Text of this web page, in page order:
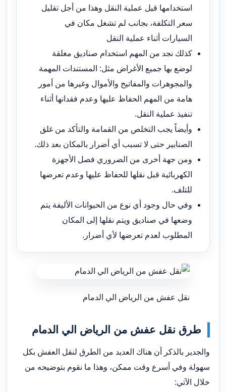
استخدامها قيل عملية النقل وهذا من أجل تقليل
سعر التكلفة، بجانب لم تشغل مكان في
السيارات أثناء عملية النقل
كذلك نجد من المهم استخدام صناديق مغلقة
لوضع بها جميع الأغراض مثل: المستندات المهمة
والمجوهرات والمفاتيح والأموال وغيرها من أمور
هامة من المهم الحفاظ عليها وعدم فقدانها أثناء
تنفيذ عملية النقل.
وأيضاً يجب التخلص من القمامة والتأكد من غلق
الصنابير حتى لا تسبب أي أضرار بالمكان بعد ذلك.
ومن جهة أخرى من الضروري فصل الأجهزة
الكهربائية قبل نقلها للحفاظ عليها وعدم تعرضها
للتلف.
وفي حال وجود أي نوع من الحيوانات الأليفة يتم
وضعها في صناديق ويتم نقلها إلى المكان
المطلوب لعدم تعرضها لأي أضرار.
نقل عفش من الرياض الي الدمام
طرق نقل عفش من الرياض الي الدمام
والجدير بالذكر أن هناك العديد من الطرق لنقل العفش بكل
سهولة وفي أسرع وقت ممكن، وهذا ما نقوم بتوضيحه من
خلال الآتي: